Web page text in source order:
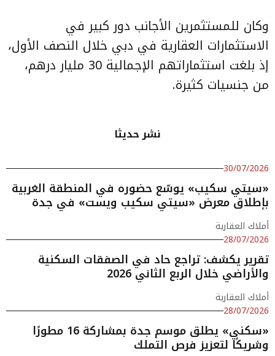
وكان للمستثمرين الأجانب دور كبير في
الاستثمارات العقارية في دبي خلال النصف الأول،
إذ بلغت استثماراتهم الإجمالية 30 مليار درهم،
من جنسيات كثيرة.
نشر حديثا
30/07/2026
«سيتي سكيب» يوسّع حضوره في المنطقة الغربية
بإطلاق معرض «سيتي سكيب ويست» في جدة
أملاك العقارية
28/07/2026
تقرير يكشف: تراجع حاد في الصفقات السكنية
والأراضي خلال الربع الثاني 2026
أملاك العقارية
28/07/2026
«سكني» يطلق موسم جدة بمشاركة 16 مطورًا
وشريكًا لتعزيز فرص التملك